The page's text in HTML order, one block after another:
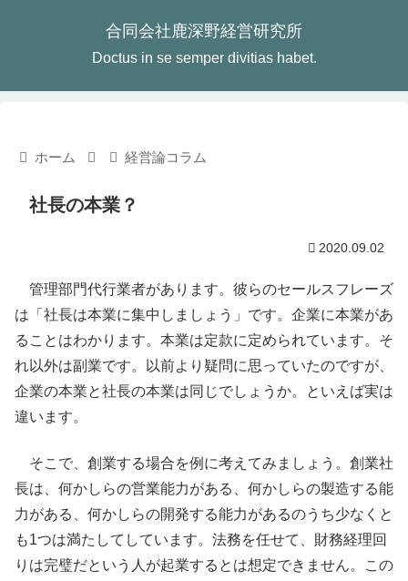
合同会社鹿深野経営研究所
Doctus in se semper divitias habet.
ホーム 経営論コラム
社長の本業？
2020.09.02
管理部門代行業者があります。彼らのセールスフレーズ
は「社長は本業に集中しましょう」です。企業に本業があ
ることはわかります。本業は定款に定められています。そ
れ以外は副業です。以前より疑問に思っていたのですが、
企業の本業と社長の本業は同じでしょうか。といえば実は
違います。
そこで、創業する場合を例に考えてみましょう。創業社
長は、何かしらの営業能力がある、何かしらの製造する能
力がある、何かしらの開発する能力があるのうち少なくと
も1つは満たしてしています。法務を任せて、財務経理回
りは完璧だという人が起業するとは想定できません。この